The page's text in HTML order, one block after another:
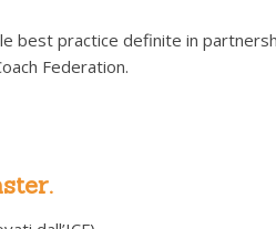
best practice definite in
Federation.